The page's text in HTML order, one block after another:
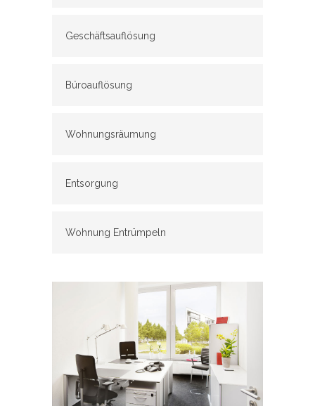
Geschäftsauflösung
Büroauflösung
Wohnungsräumung
Entsorgung
Wohnung Entrümpeln